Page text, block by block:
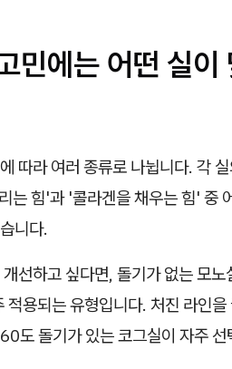
민에는 어떤 실이
따라 여러 종류로 나뉩니다. 각
는 힘'과 '콜라겐을 채우는 힘' 중
니다.
선하고 싶다면, 돌기가 없는 모노
용되는 유형입니다. 처진 라인
도 돌기가 있는 코그실이 자주